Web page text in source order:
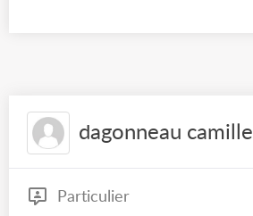
dagonneau camille
Particulier